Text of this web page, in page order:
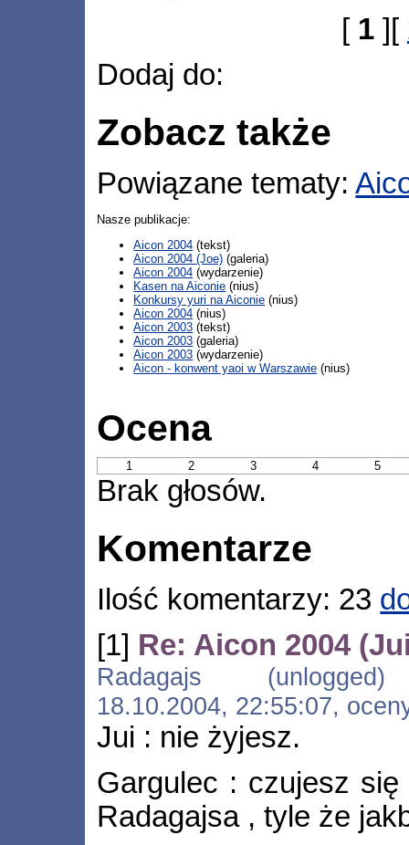
[ 1 ][
Dodaj do:
Zobacz także
Powiązane tematy:
Nasze publikacje:
Aicon 2004 (tekst)
Aicon 2004 (Joe) (galeria)
Aicon 2004 (wydarzenie)
Kasen na Aiconie (nius)
Konkursy yuri na Aiconie (nius)
Aicon 2004 (nius)
Aicon 2003 (tekst)
Aicon 2003 (galeria)
Aicon 2003 (wydarzenie)
Aicon - konwent yaoi w Warszawie (nius)
Ocena
1 2 3 4 5
Brak głosów.
Komentarze
Ilość komentarzy: 23
[1] Re: Aicon 2004
Radagajs (unlogged)
18.10.2004, 22:55:07,
Jui : nie żyjesz.
Gargulec : czujesz
Radagajsa , tyle że